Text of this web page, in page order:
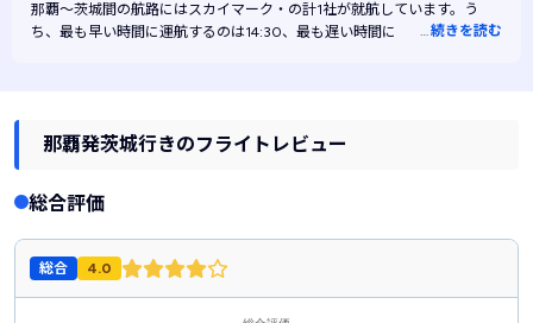
那覇～茨城間の航路にはスカイマーク・ の計1社が就航しています。う
ち、最も早い時間に運航するのは14:30、最も遅い時間に運航するのは
…続きを読む
那覇発茨城行きのフライトレビュー
総合評価
総合 4.0